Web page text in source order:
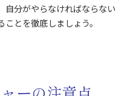
自分がやらなければならない
とを徹底しましょう。